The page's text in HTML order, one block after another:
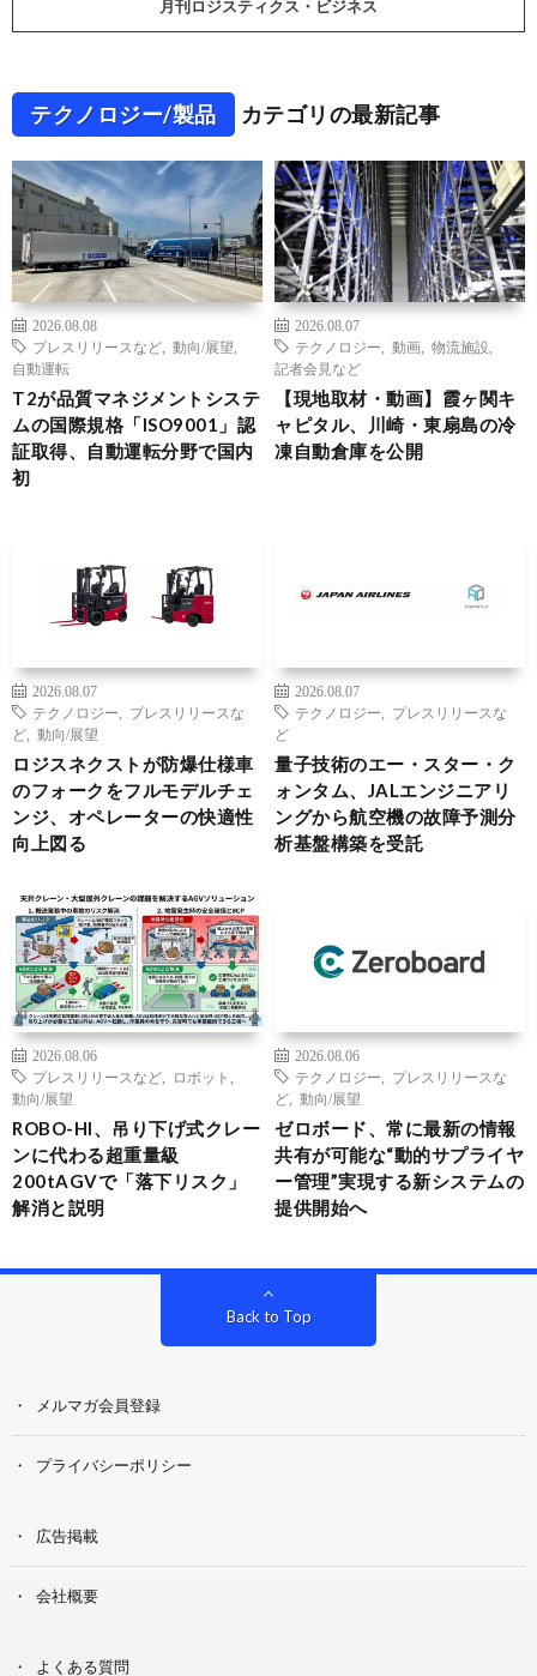
月刊ロジスティクス・ビジネス
テクノロジー/製品 カテゴリの最新記事
2026.08.08
プレスリリースなど
動向/展望
自動運転
T2が品質マネジメントシステ
ムの国際規格「ISO9001」認
証取得、自動運転分野で国内
初
2026.08.07
テクノロジー
動画 物流施設
記者会見など
【現地取材・動画】霞ヶ関キ
ャピタル、川崎・東扇島の冷
凍自動倉庫を公開
2026.08.07
テクノロジー
プレスリリースな
ど
動向/展望
ロジスネクストが防爆仕様車
のフォークをフルモデルチェ
ンジ、オペレーターの快適性
向上図る
2026.08.07
テクノロジー
プレスリリースな
ど
量子技術のエー・スター・ク
ォンタム、JALエンジニアリ
ングから航空機の故障予測分
析基盤構築を受託
2026.08.06
プレスリリースなど
ロボット
動向/展望
ROBO-HI、吊り下げ式クレー
ンに代わる超重量級
200tAGVで「落下リスク」
解消と説明
2026.08.06
テクノロジー
プレスリリースな
ど
動向/展望
ゼロボード、常に最新の情報
共有が可能な“動的サプライヤ
ー管理”実現する新システムの
提供開始へ
Back to Top
メルマガ会員登録
プライバシーポリシー
広告掲載
会社概要
よくある質問